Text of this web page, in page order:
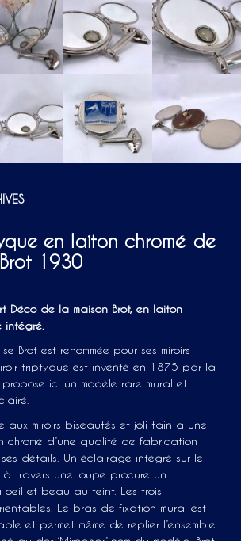
en laiton chromé de
1930
Déco de la maison Brot, en laiton
intégré.
Brot est renommée pour ses miroirs
triptyque est inventé en 1875 par la
propose ici un modèle rare mural et
aux miroirs biseautés et joli tain a une
chromé d’une qualité de fabrication
détails. Un éclairage intégré sur le
travers une loupe procure un
et beau au teint. Les trois
Le bras de fixation mural est
et permet même de replier l’ensemble